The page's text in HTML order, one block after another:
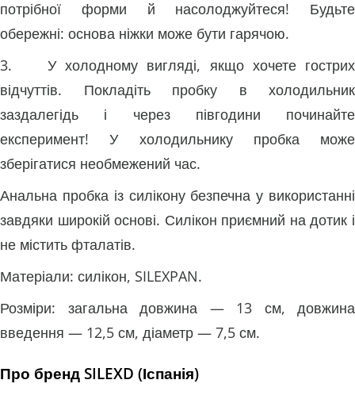
потрібної форми й насолоджуйтеся! Будьте
обережні: основа ніжки може бути гарячою.
3. У холодному вигляді, якщо хочете гострих
відчуттів. Покладіть пробку в холодильник
заздалегідь і через півгодини починайте
експеримент! У холодильнику пробка може
зберігатися необмежений час.
Анальна пробка із силікону безпечна у використанні
завдяки широкій основі. Силікон приємний на дотик і
не містить фталатів.
Матеріали: силікон, SILEXPAN.
Розміри: загальна довжина — 13 см, довжина
введення — 12,5 см, діаметр — 7,5 см.
Про бренд SILEXD (Іспанія)